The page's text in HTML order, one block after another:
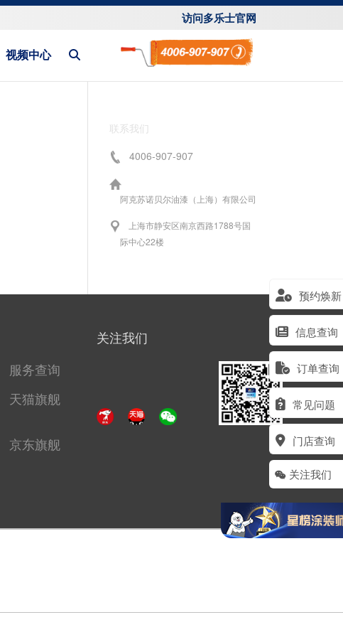
访问多乐士官网
视频中心
预约焕新
信息查询
订单查询
常见问题
门店查询
关注我们
联系我们
4006-907-907
阿克苏诺贝尔油漆（上海）有限公司
上海市静安区南京西路1788号国
际中心22楼
服务查询
天猫旗舰
京东旗舰
关注我们